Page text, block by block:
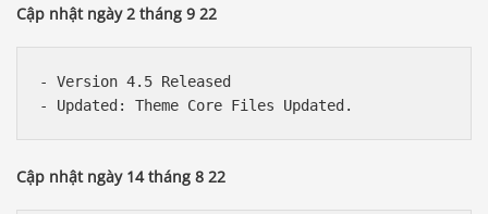
Cập nhật ngày 2 tháng 9 22
- Version 4.5 Released
Cập nhật ngày 14 tháng 8 22